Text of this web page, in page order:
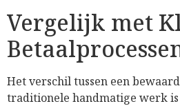
Vergelijk met
Het verschil tussen een
traditionele handmatige werk is